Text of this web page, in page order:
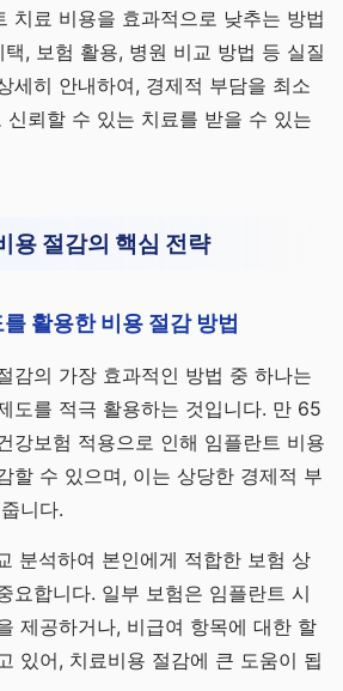
치료 비용을 효과적으로 낮추는 방법
, 보험 활용, 병원 비교 방법 등 실질
세히 안내하여, 경제적 부담을 최소
신뢰할 수 있는 치료를 받을 수 있는
용 절감의 핵심 전략
활용한 비용 절감 방법
감의 가장 효과적인 방법 중 하나는
도를 적극 활용하는 것입니다. 만 65
강보험 적용으로 인해 임플란트 비용
할 수 있으며, 이는 상당한 경제적 부
니다.
분석하여 본인에게 적합한 보험 상
요합니다. 일부 보험은 임플란트 시
제공하거나, 비급여 항목에 대한 할
있어, 치료비용 절감에 큰 도움이 됩